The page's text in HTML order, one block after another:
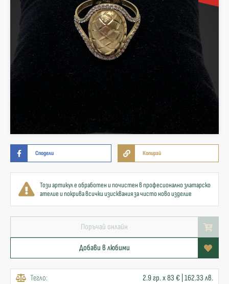
Сподели Копирай
Този артикул е обработен и почистен в професионално златарско
ателие и покрива всички изисквания за чисто ново изделие
Поръчай онлайн
Добави в любими
Тегло:
2.9 гр. x 83 € | 162.33 лв.